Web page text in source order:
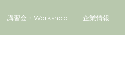
講習会・Workshop 企業情報